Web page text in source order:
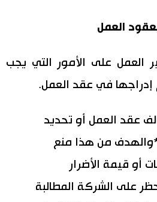
العمل
العمل على الأمور التي يجب
في عقد العمل.
عقد العمل أو تحديد
*والهدف من هذا منع
أو قيمة الأضرار
على الشركة المطالبة